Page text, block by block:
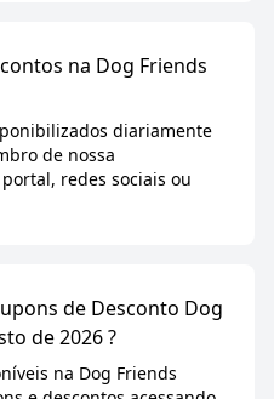
na Dog Friends
diariamente
de nossa
redes sociais ou
de Desconto Dog
de 2026 ?
na Dog Friends